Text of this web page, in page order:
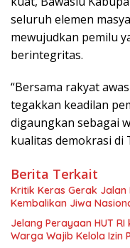
seluruh elemen
mewujudkan pemilu
berintegritas.
“Bersama rakyat
tegakkan keadilan
digaungkan sebagai
kualitas demokrasi di
Berita Terkait
Kritik Keras Gerak Jalan
Kembalikan Jiwa
Jelang Perayaan HUT
Warga Wajib Kelola Izin